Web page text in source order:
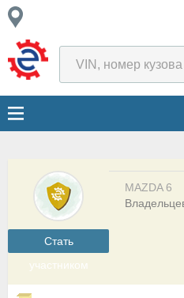
Cтать
участником
MAZDA 6